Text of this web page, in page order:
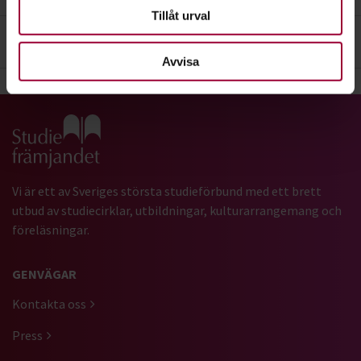
Tillåt urval
Avvisa
3. Frågor
Gå till studiefrämjandets startsida
Vi är ett av Sveriges största studieförbund med ett brett
utbud av studiecirklar, utbildningar, kulturarrangemang och
föreläsningar.
GENVÄGAR
Kontakta oss
Press